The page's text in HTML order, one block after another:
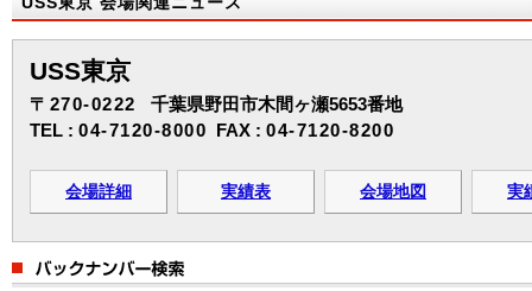
USS東京
〒270-0222 千葉県野田市木間ヶ瀬5653番地
TEL : 04-7120-8000 FAX :04-7120-8200
会場詳細 実績表 会場地図 実